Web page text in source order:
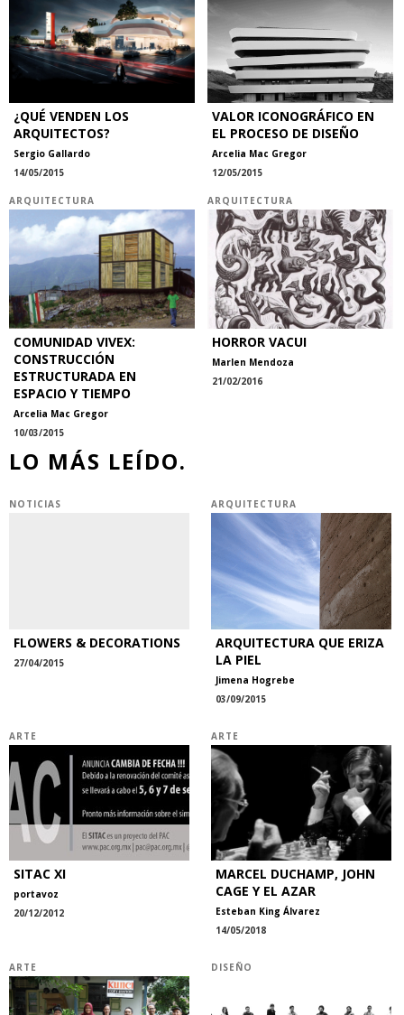
¿QUÉ VENDEN LOS
ARQUITECTOS?
Sergio Gallardo
14/05/2015
VALOR ICONOGRÁFICO EN
EL PROCESO DE DISEÑO
Arcelia Mac Gregor
12/05/2015
ARQUITECTURA
COMUNIDAD VIVEX:
CONSTRUCCIÓN
ESTRUCTURADA EN
ESPACIO Y TIEMPO
Arcelia Mac Gregor
10/03/2015
ARQUITECTURA
HORROR VACUI
Marlen Mendoza
21/02/2016
LO MÁS LEÍDO.
NOTICIAS
FLOWERS & DECORATIONS
27/04/2015
ARQUITECTURA
ARQUITECTURA QUE ERIZA
LA PIEL
Jimena Hogrebe
03/09/2015
ARTE
SITAC XI
portavoz
20/12/2012
ARTE
MARCEL DUCHAMP, JOHN
CAGE Y EL AZAR
Esteban King Álvarez
14/05/2018
ARTE DISEÑO